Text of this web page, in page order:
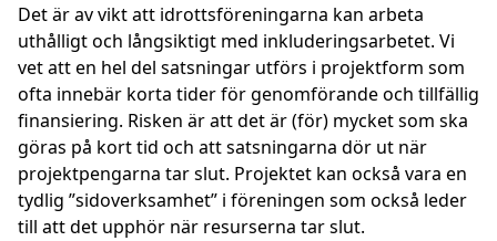
Det är av vikt att idrottsföreningarna kan arbeta
uthålligt och långsiktigt med inkluderingsarbetet. Vi
vet att en hel del satsningar utförs i projektform som
ofta innebär korta tider för genomförande och tillfällig
finansiering. Risken är att det är (för) mycket som ska
göras på kort tid och att satsningarna dör ut när
projektpengarna tar slut. Projektet kan också vara en
tydlig ”sidoverksamhet” i föreningen som också leder
till att det upphör när resurserna tar slut.